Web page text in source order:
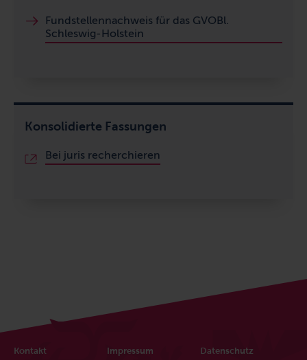
Fundstellennachweis für das GVOBl.
Schleswig-Holstein
Konsolidierte Fassungen
Bei juris recherchieren
Kontakt Impressum Datenschutz